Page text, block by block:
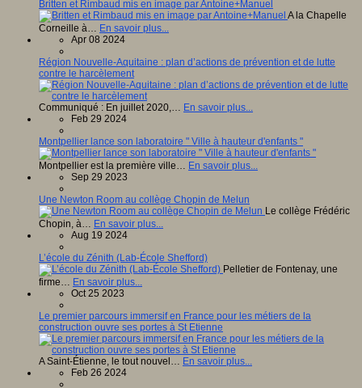
Britten et Rimbaud mis en image par Antoine+Manuel
A la Chapelle
Corneille à… En savoir plus...
Apr 08 2024
Région Nouvelle-Aquitaine : plan d’actions de prévention et de lutte
contre le harcèlement
Communiqué : En juillet 2020,… En savoir plus...
Feb 29 2024
Montpellier lance son laboratoire " Ville à hauteur d'enfants "
Montpellier est la première ville… En savoir plus...
Sep 29 2023
Une Newton Room au collège Chopin de Melun
Le collège Frédéric
Chopin, à… En savoir plus...
Aug 19 2024
L’école du Zénith (Lab-École Shefford)
Pelletier de Fontenay, une
firme… En savoir plus...
Oct 25 2023
Le premier parcours immersif en France pour les métiers de la
construction ouvre ses portes à St Etienne
A Saint-Étienne, le tout nouvel… En savoir plus...
Feb 26 2024